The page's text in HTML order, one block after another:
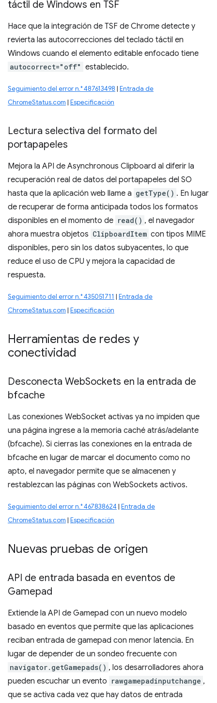
táctil de Windows en TSF
Hace que la integración de TSF de Chrome detecte y
revierta las autocorrecciones del teclado táctil en
Windows cuando el elemento editable enfocado tiene
autocorrect="off" establecido.
Seguimiento del error n.° 487613498 | Entrada de
ChromeStatus.com | Especificación
Lectura selectiva del formato del
portapapeles
Mejora la API de Asynchronous Clipboard al diferir la
recuperación real de datos del portapapeles del SO
hasta que la aplicación web llame a getType() . En lugar
de recuperar de forma anticipada todos los formatos
disponibles en el momento de read() , el navegador
ahora muestra objetos ClipboardItem con tipos MIME
disponibles, pero sin los datos subyacentes, lo que
reduce el uso de CPU y mejora la capacidad de
respuesta.
Seguimiento del error n.° 435051711 | Entrada de
ChromeStatus.com | Especificación
Herramientas de redes y
conectividad
Desconecta WebSockets en la entrada de
bfcache
Las conexiones WebSocket activas ya no impiden que
una página ingrese a la memoria caché atrás/adelante
(bfcache). Si cierras las conexiones en la entrada de
bfcache en lugar de marcar el documento como no
apto, el navegador permite que se almacenen y
restablezcan las páginas con WebSockets activos.
Seguimiento del error n.° 467838624 | Entrada de
ChromeStatus.com | Especificación
Nuevas pruebas de origen
API de entrada basada en eventos de
Gamepad
Extiende la API de Gamepad con un nuevo modelo
basado en eventos que permite que las aplicaciones
reciban entrada de gamepad con menor latencia. En
lugar de depender de un sondeo frecuente con
navigator.getGamepads() , los desarrolladores ahora
pueden escuchar un evento rawgamepadinputchange ,
que se activa cada vez que hay datos de entrada